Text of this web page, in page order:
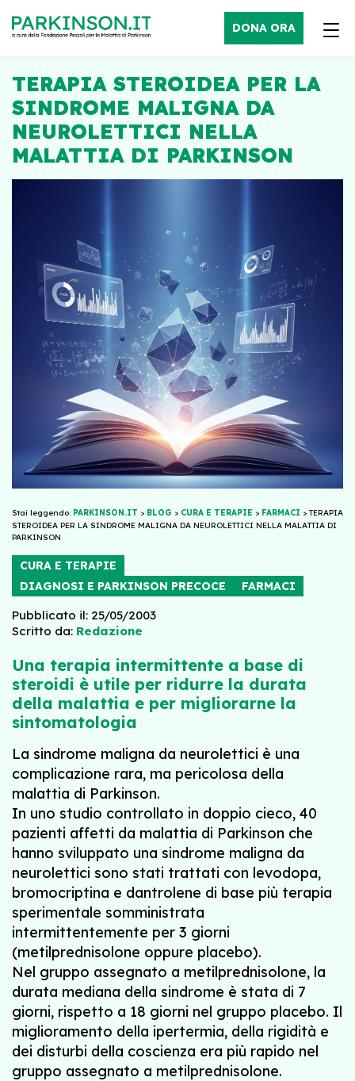
DONA ORA
TERAPIA STEROIDEA PER LA
SINDROME MALIGNA DA
NEUROLETTICI NELLA
MALATTIA DI PARKINSON
Stai leggendo: PARKINSON.IT > BLOG > CURA E TERAPIE > FARMACI > TERAPIA
STEROIDEA PER LA SINDROME MALIGNA DA NEUROLETTICI NELLA MALATTIA DI
PARKINSON
CURA E TERAPIE
DIAGNOSI E PARKINSON PRECOCE
FARMACI
Pubblicato il: 25/05/2003
Scritto da: Redazione
Una terapia intermittente a base di
steroidi è utile per ridurre la durata
della malattia e per migliorarne la
sintomatologia
La sindrome maligna da neurolettici è una
complicazione rara, ma pericolosa della
malattia di Parkinson.
In uno studio controllato in doppio cieco, 40
pazienti affetti da malattia di Parkinson che
hanno sviluppato una sindrome maligna da
neurolettici sono stati trattati con levodopa,
bromocriptina e dantrolene di base più terapia
sperimentale somministrata
intermittentemente per 3 giorni
(metilprednisolone oppure placebo).
Nel gruppo assegnato a metilprednisolone, la
durata mediana della sindrome è stata di 7
giorni, rispetto a 18 giorni nel gruppo placebo. Il
miglioramento della ipertermia, della rigidità e
dei disturbi della coscienza era più rapido nel
gruppo assegnato a metilprednisolone.